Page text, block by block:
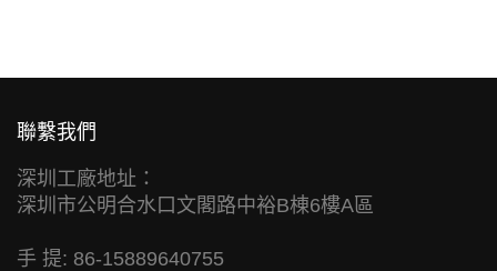
聯繫我們
深圳工廠地址：
深圳市公明合水口文閣路中裕B棟6樓A區
手 提: 86-15889640755